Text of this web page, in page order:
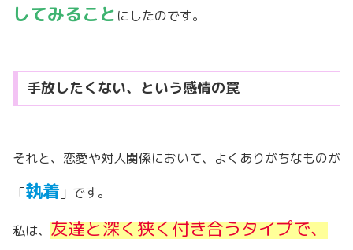
してみること にしたのです。
手放したくない、という感情の罠
それと、恋愛や対人関係において、よくありがちなものが
「執着 」です。
私は、 友達と深く狭く付き合うタイプで、